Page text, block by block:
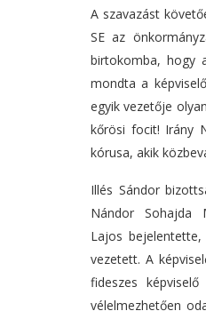
A szavazást
SE az
birtokomba, hogy
mondta a
egyik vezetője
kőrösi focit! Irány
kórusa, akik
Illés Sándor
Nándor Sohajda
Lajos
vezetett. A
fideszes
vélelmezhetően